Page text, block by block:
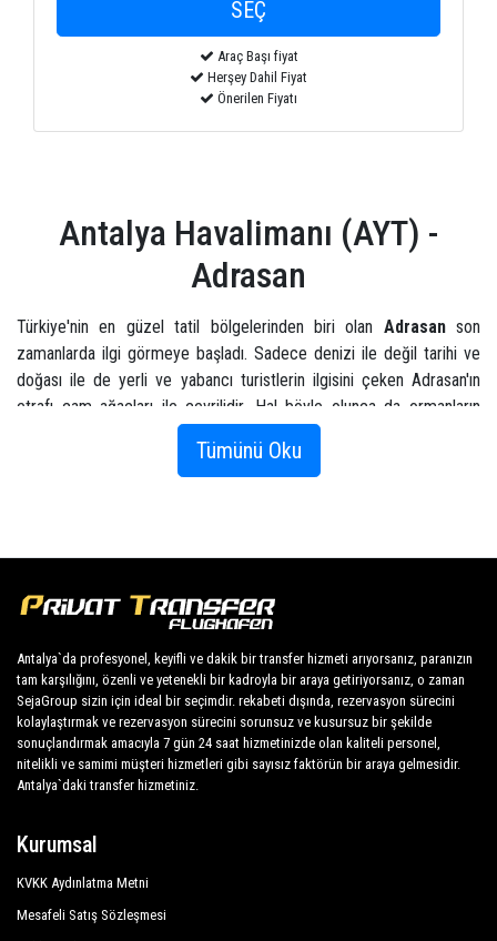
Araç Başı fiyat
Herşey Dahil Fiyat
Önerilen Fiyatı
Antalya Havalimanı (AYT) -
Adrasan
Türkiye'nin en güzel tatil bölgelerinden biri olan Adrasanson
zamanlarda ilgi görmeye başladı. Sadece denizi ile değil tarihi ve
doğası ile de yerli ve yabancı turistlerin ilgisini çeken Adrasan'ın
etrafı çam ağaçları ile çevrilidir. Hal böyle olunca da ormanların
güzelliği ön plana çıkarken Antalya'nın en çok turist çeken
ilçelerinden biri haline gelmiştir. Çavuşköy olarak da bilinen bu
bir arada yaşarken narenciye bahçeleri, portakal ağaçları, yemyeşil
ormanlar ve koylarda eşsiz bir zaman geçirebilirsiniz. Tatil
sayesinde yaklaşık 30 metre su altı görüş mesafesi bulunuyor. Uzun
bir sahili andıran bu kasabanın hemen karşısında Musa Dağı var.
Koyun ilk bölümünde Markiz Tepesi bulunmaktadır. Adrasan'ın iki
yanından yükselen ormanlar aslında bu bölgenin konumunu daha da
ilginç kılıyor. Yürüyüş yaparken tarihi güzellikleri keşfetmek
edebilirler.
Kumluca'ya 4 km uzaklıkta bulunan Adrasan, aslında Akdeniz'in saklı
cenneti olarak tanımlanıyor. Dinlenmek için en iyi konuma sahip olan
Tümünü Oku
Antalya`da profesyonel, keyifli ve dakik bir transfer hizmeti arıyorsanız, paranızın
tam karşılığını, özenli ve yetenekli bir kadroyla bir araya getiriyorsanız, o zaman
SejaGroup sizin için ideal bir seçimdir. rekabeti dışında, rezervasyon sürecini
kolaylaştırmak ve rezervasyon sürecini sorunsuz ve kusursuz bir şekilde
sonuçlandırmak amacıyla 7 gün 24 saat hizmetinizde olan kaliteli personel,
nitelikli ve samimi müşteri hizmetleri gibi sayısız faktörün bir araya gelmesidir.
Antalya`daki transfer hizmetiniz.
Kurumsal
KVKK Aydınlatma Metni
Mesafeli Satış Sözleşmesi